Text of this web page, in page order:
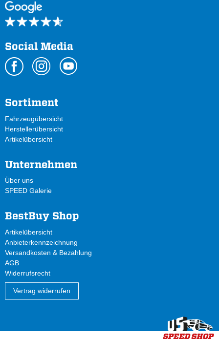
Social Media
Sortiment
Fahrzeugübersicht
Herstellerübersicht
Artikelübersicht
Unternehmen
Über uns
SPEED Galerie
BestBuy Shop
Artikelübersicht
Anbieterkennzeichnung
Versandkosten & Bezahlung
AGB
Widerrufsrecht
Vertrag widerrufen